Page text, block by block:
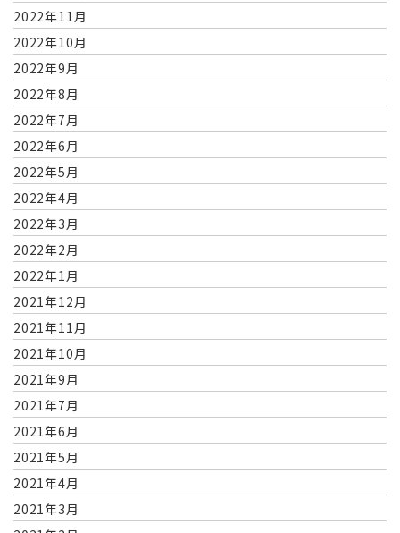
2022年11月
2022年10月
2022年9月
2022年8月
2022年7月
2022年6月
2022年5月
2022年4月
2022年3月
2022年2月
2022年1月
2021年12月
2021年11月
2021年10月
2021年9月
2021年7月
2021年6月
2021年5月
2021年4月
2021年3月